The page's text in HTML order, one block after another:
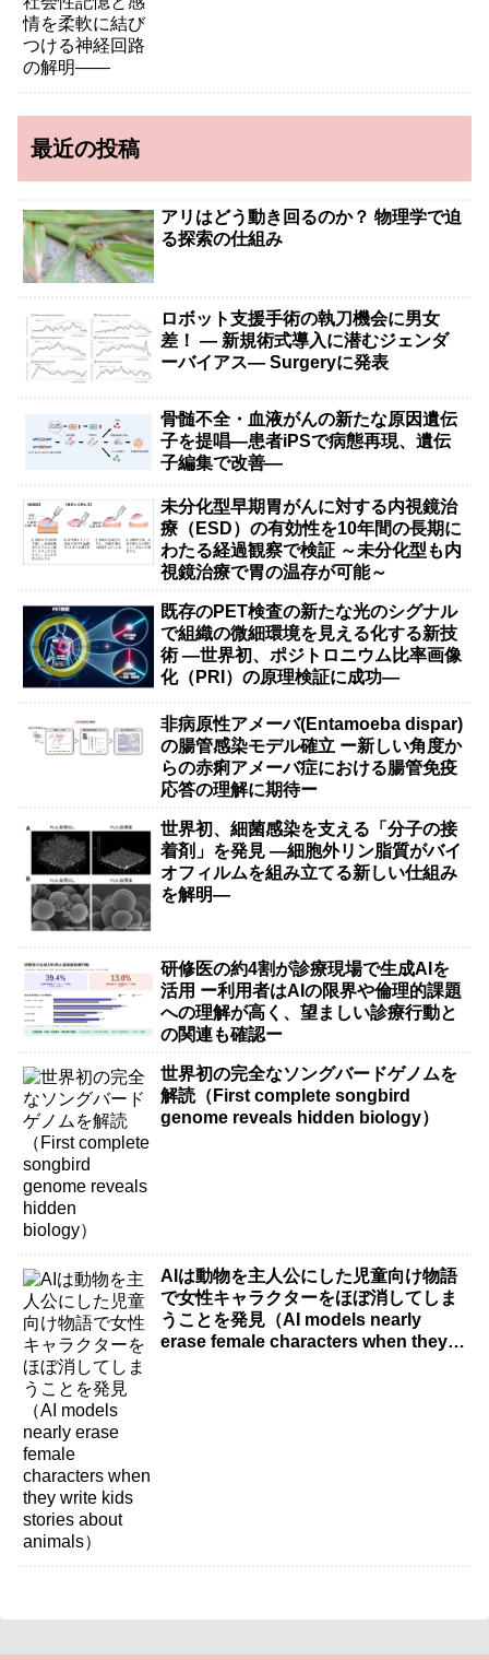
最近の投稿
アリはどう動き回るのか？ 物理学で迫
る探索の仕組み
ロボット支援手術の執刀機会に男女
差！ — 新規術式導入に潜むジェンダ
ーバイアス— Surgeryに発表
骨髄不全・血液がんの新たな原因遺伝
子を提唱―患者iPSで病態再現、遺伝
子編集で改善―
未分化型早期胃がんに対する内視鏡治
療（ESD）の有効性を10年間の長期に
わたる経過観察で検証 ～未分化型も内
視鏡治療で胃の温存が可能～
既存のPET検査の新たな光のシグナル
で組織の微細環境を見える化する新技
術 ―世界初、ポジトロニウム比率画像
化（PRI）の原理検証に成功―
非病原性アメーバ(Entamoeba dispar)
の腸管感染モデル確立 ー新しい角度か
らの赤痢アメーバ症における腸管免疫
応答の理解に期待ー
世界初、細菌感染を支える「分子の接
着剤」を発見 ―細胞外リン脂質がバイ
オフィルムを組み立てる新しい仕組み
を解明―
研修医の約4割が診療現場で生成AIを
活用 ー利用者はAIの限界や倫理的課題
への理解が高く、望ましい診療行動と
の関連も確認ー
世界初の完全なソングバードゲノムを
解読（First complete songbird
genome reveals hidden biology）
AIは動物を主人公にした児童向け物語
で女性キャラクターをほぼ消してしま
うことを発見（AI models nearly
erase female characters when they